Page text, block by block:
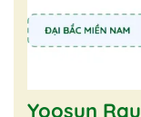
Yoosun